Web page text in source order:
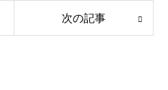
次の記事